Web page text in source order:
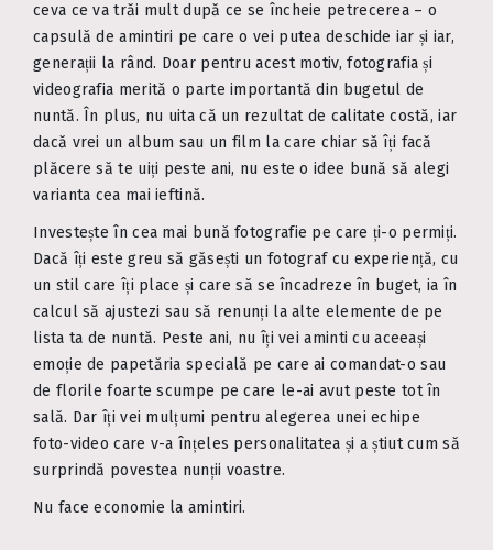
ceva ce va trăi mult după ce se încheie petrecerea – o
capsulă de amintiri pe care o vei putea deschide iar și iar,
generații la rând. Doar pentru acest motiv, fotografia și
videografia merită o parte importantă din bugetul de
nuntă. În plus, nu uita că un rezultat de calitate costă, iar
dacă vrei un album sau un film la care chiar să îți facă
plăcere să te uiți peste ani, nu este o idee bună să alegi
varianta cea mai ieftină.
Investește în cea mai bună fotografie pe care ți-o permiți.
Dacă îți este greu să găsești un fotograf cu experiență, cu
un stil care îți place și care să se încadreze în buget, ia în
calcul să ajustezi sau să renunți la alte elemente de pe
lista ta de nuntă. Peste ani, nu îți vei aminti cu aceeași
emoție de papetăria specială pe care ai comandat-o sau
de florile foarte scumpe pe care le-ai avut peste tot în
sală. Dar îți vei mulțumi pentru alegerea unei echipe
foto-video care v-a înțeles personalitatea și a știut cum să
surprindă povestea nunții voastre.
Nu face economie la amintiri.